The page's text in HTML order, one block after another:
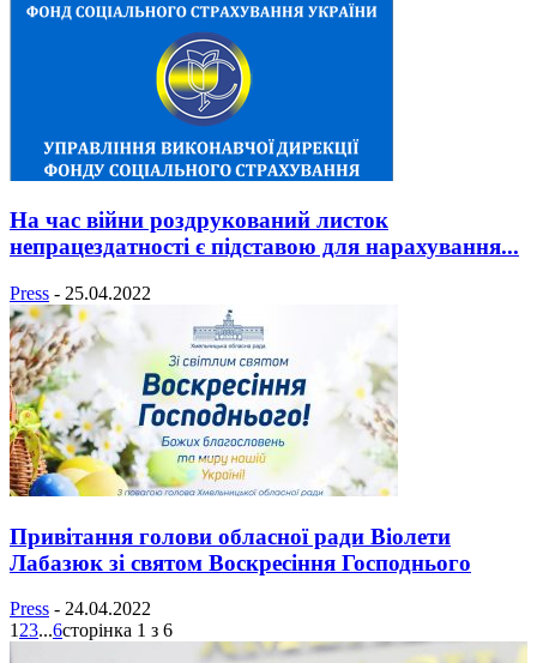
На час війни роздрукований листок
непрацездатності є підставою для нарахування...
Press - 25.04.2022
Привітання голови обласної ради Віолети
Лабазюк зі святом Воскресіння Господнього
Press - 24.04.2022
123...6сторінка 1 з 6